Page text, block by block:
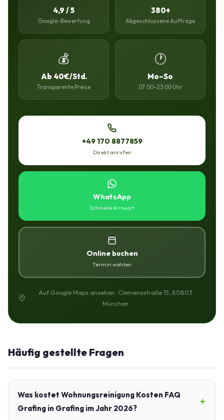
4,9 / 5
Google-Bewertung
380+
Abgeschlossene Aufträge
💰
Ab 40€/Std.
Transparente Preise
🕐
Mo–So
07:00–23:00 Uhr
+49 170 8877859
Direkt anrufen
WhatsApp
Schnelle Antwort
Online buchen
Termin wählen
Auf Google Maps ansehen · Clemensstraße 15, 80803
München
Häufig gestellte Fragen
Was kostet Wohnungsreinigung Kosten FAQ
Grafing in Grafing im Jahr 2026?